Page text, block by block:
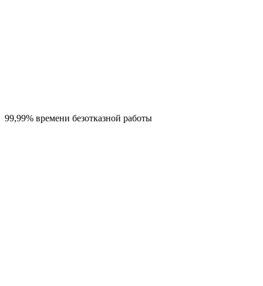
99,99% времени безотказной работы